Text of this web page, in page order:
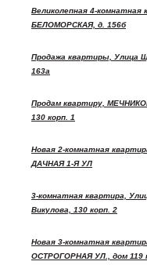
Великолепная 4-комнатная
БЕЛОМОРСКАЯ, д. 156б
Продажа квартиры, Улица
163а
Продам квартиру,
130 корп. 1
Новая 2-комнатная
ДАЧНАЯ 1-Я УЛ
3-комнатная квартира,
Викулова, 130 корп. 2
Новая 3-комнатная
ОСТРОГОРНАЯ УЛ., дом 119